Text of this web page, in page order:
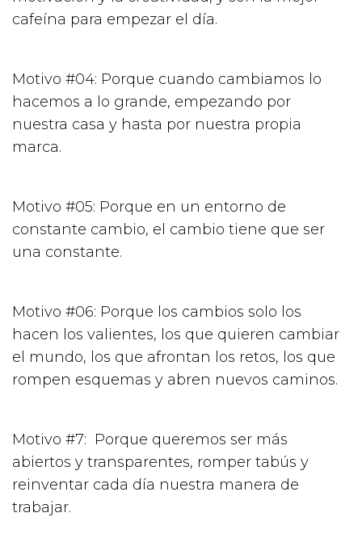
cafeína para empezar el día.
Motivo #04: Porque cuando cambiamos lo
hacemos a lo grande, empezando por
nuestra casa y hasta por nuestra propia
marca.
Motivo #05: Porque en un entorno de
constante cambio, el cambio tiene que ser
una constante.
Motivo #06: Porque los cambios solo los
hacen los valientes, los que quieren cambiar
el mundo, los que afrontan los retos, los que
rompen esquemas y abren nuevos caminos.
Motivo #7: Porque queremos ser más
abiertos y transparentes, romper tabús y
reinventar cada día nuestra manera de
trabajar.